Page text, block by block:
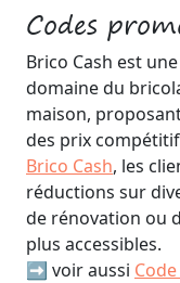
Codes
Brico Cash est
domaine du
maison,
des prix
Brico Cash, les
réductions sur
de rénovation ou
plus accessibles.
➡️ voir aussi